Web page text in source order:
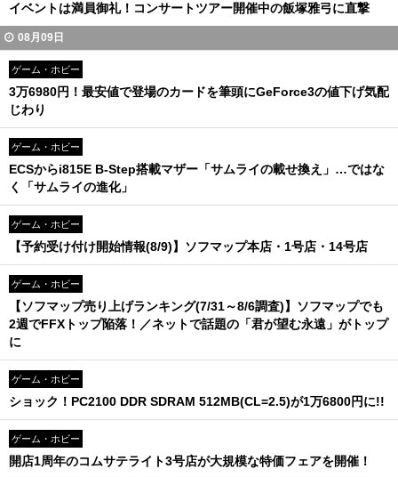
イベントは満員御礼！コンサートツアー開催中の飯塚雅弓に直撃
08月09日
ゲーム・ホビー
3万6980円！最安値で登場のカードを筆頭にGeForce3の値下げ気配
じわり
ゲーム・ホビー
ECSからi815E B-Step搭載マザー「サムライの載せ換え」…ではな
く「サムライの進化」
ゲーム・ホビー
【予約受け付け開始情報(8/9)】ソフマップ本店・1号店・14号店
ゲーム・ホビー
【ソフマップ売り上げランキング(7/31～8/6調査)】ソフマップでも
2週でFFXトップ陥落！／ネットで話題の「君が望む永遠」がトップ
に
ゲーム・ホビー
ショック！PC2100 DDR SDRAM 512MB(CL=2.5)が1万6800円に!!
ゲーム・ホビー
開店1周年のコムサテライト3号店が大規模な特価フェアを開催！